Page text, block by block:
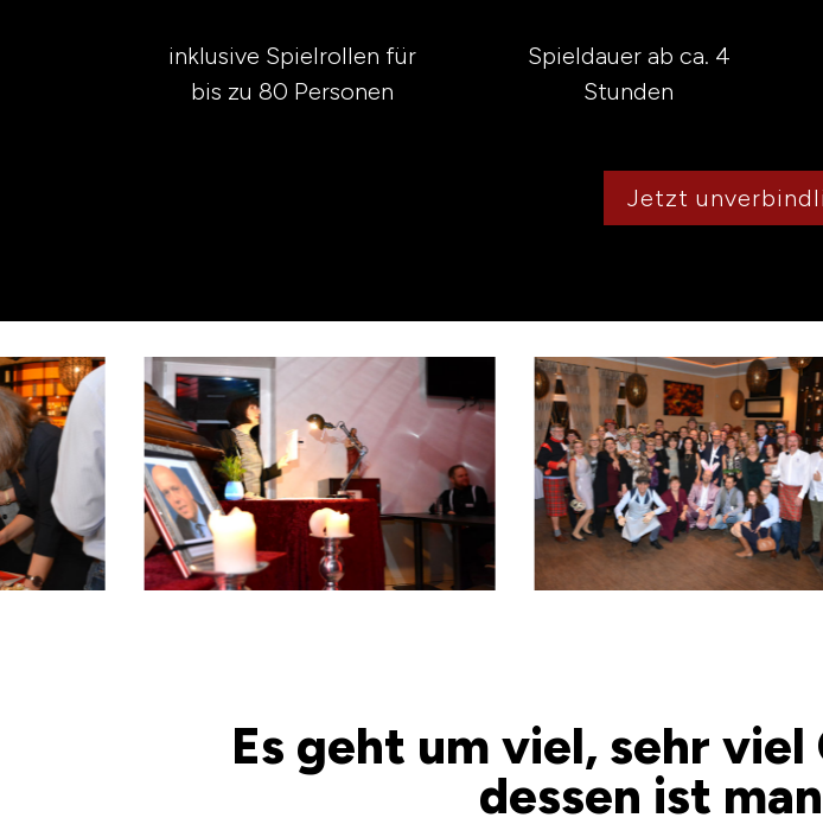
inklusive Spielrollen für
bis zu 80 Personen
Spieldauer ab ca. 4
Stunden
Jetzt
Es geht um viel, sehr
dessen ist